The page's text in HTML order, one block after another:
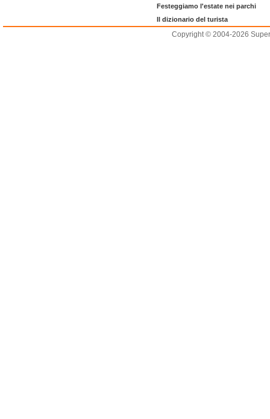
Festeggiamo l'estate nei parchi
Il dizionario del turista
Copyright © 2004-2026